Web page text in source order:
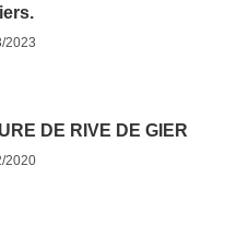
2023
DE RIVE DE GIER
2020